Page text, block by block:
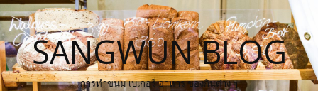
SANGWUN BLOG
การทำขนม เบเกอรี่ อาหาร ของกินต่าง ๆ